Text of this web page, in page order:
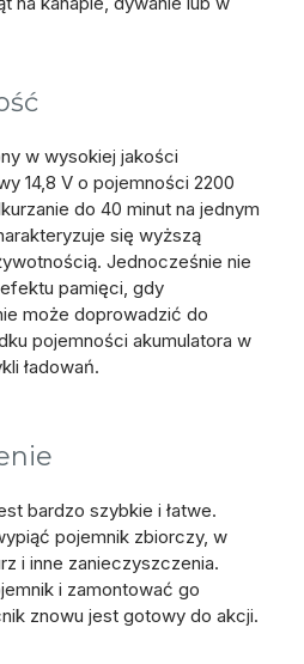
w wysokiej jakości
14,8 V o pojemności 2200
do 40 minut na jednym
się wyższą
Jednocześnie nie
pamięci, gdy
może doprowadzić do
pojemności akumulatora w
ładowań.
bardzo szybkie i łatwe.
pojemnik zbiorczy, w
i inne zanieczyszczenia.
i zamontować go
znowu jest gotowy do akcji.